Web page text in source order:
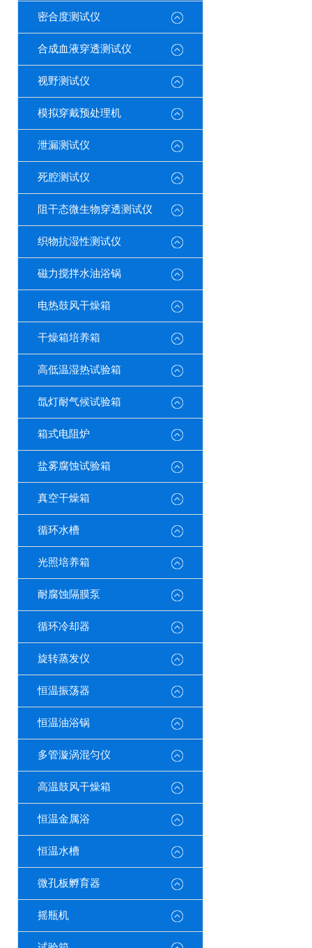
密合度测试仪
合成血液穿透测试仪
视野测试仪
模拟穿戴预处理机
泄漏测试仪
死腔测试仪
阻干态微生物穿透测试仪
织物抗湿性测试仪
磁力搅拌水油浴锅
电热鼓风干燥箱
干燥箱培养箱
高低温湿热试验箱
氙灯耐气候试验箱
箱式电阻炉
盐雾腐蚀试验箱
真空干燥箱
循环水槽
光照培养箱
耐腐蚀隔膜泵
循环冷却器
旋转蒸发仪
恒温振荡器
恒温油浴锅
多管漩涡混匀仪
高温鼓风干燥箱
恒温金属浴
恒温水槽
微孔板孵育器
摇瓶机